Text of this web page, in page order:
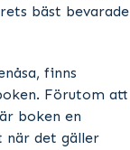
bäst bevarade
finns
Förutom att
boken en
när det gäller